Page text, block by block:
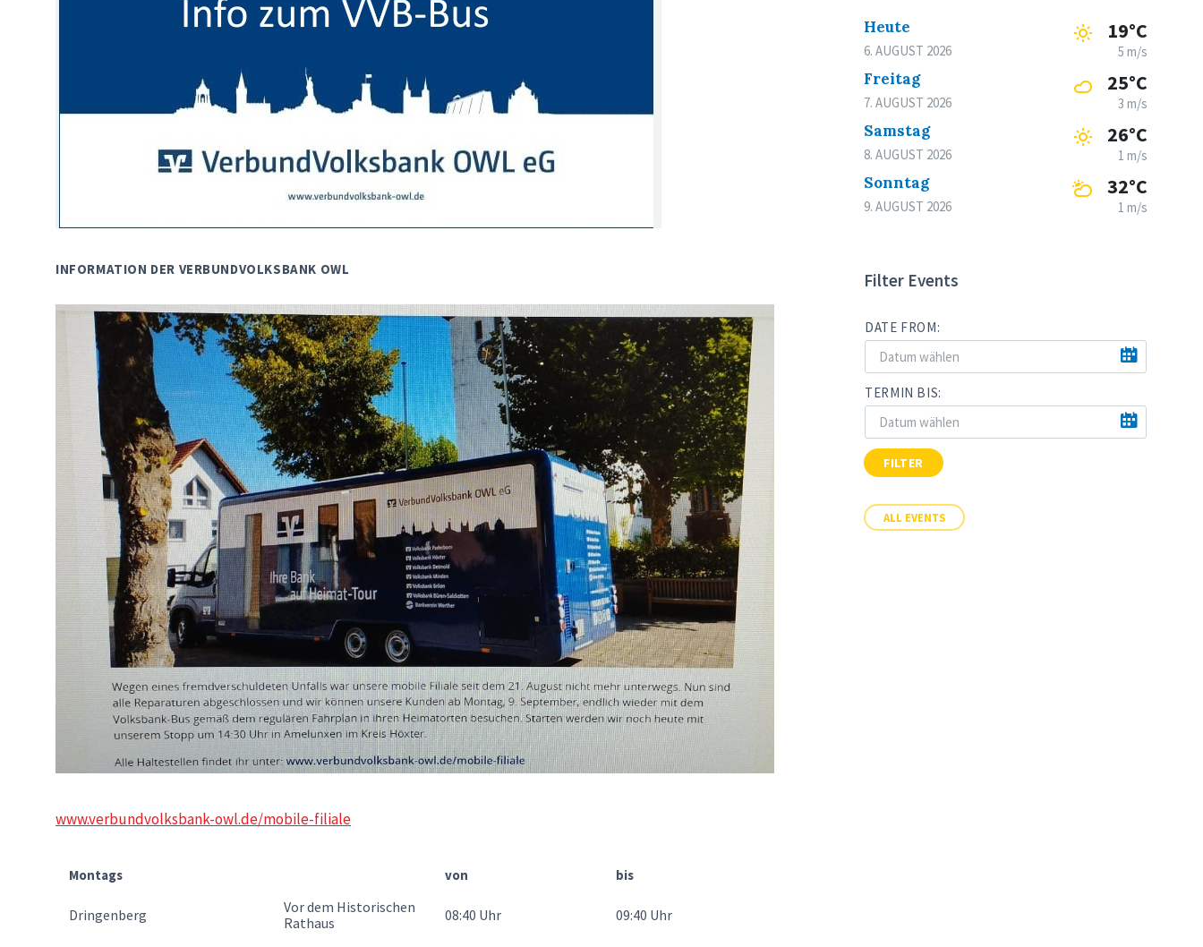
INFORMATION DER VERBUNDVOLKSBANK OWL
www.verbundvolksbank-owl.de/mobile-filiale
Montags von bis
Dringenberg
Vor dem Historischen
Rathaus
08:40 Uhr 09:40 Uhr
Heute
6. AUGUST 2026
19°C
5 m/s
Freitag
7. AUGUST 2026
25°C
3 m/s
Samstag
8. AUGUST 2026
26°C
1 m/s
Sonntag
9. AUGUST 2026
32°C
1 m/s
Filter Events
DATE FROM:
TERMIN BIS:
FILTER
ALL EVENTS